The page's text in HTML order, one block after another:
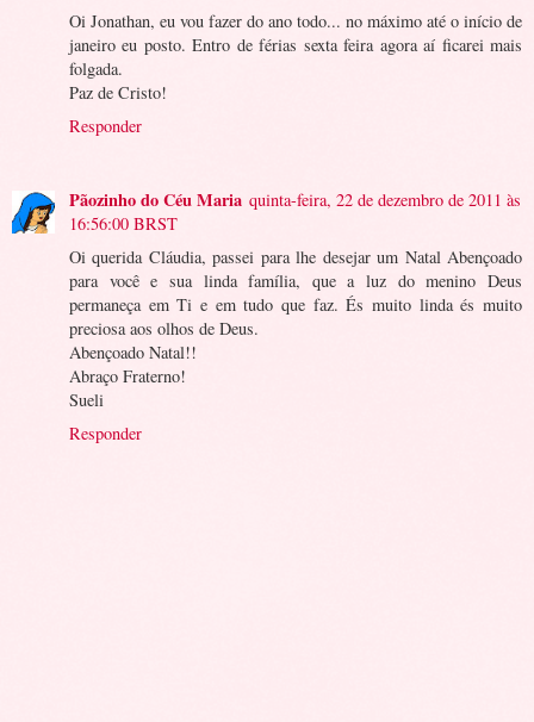
Oi Jonathan, eu vou fazer do ano todo... no máximo até o início de
janeiro eu posto. Entro de férias sexta feira agora aí ficarei mais
folgada.
Paz de Cristo!
Responder
Pãozinho do Céu Maria quinta-feira, 22 de dezembro de 2011 às
16:56:00 BRST
Oi querida Cláudia, passei para lhe desejar um Natal Abençoado
para você e sua linda família, que a luz do menino Deus
permaneça em Ti e em tudo que faz. És muito linda és muito
preciosa aos olhos de Deus.
Abençoado Natal!!
Abraço Fraterno!
Sueli
Responder